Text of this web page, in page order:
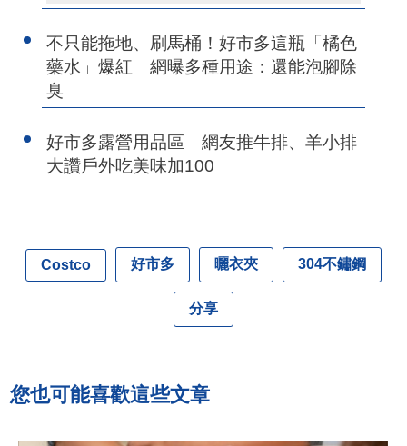
不只能拖地、刷馬桶！好市多這瓶「橘色
藥水」爆紅 網曝多種用途：還能泡腳除
臭
好市多露營用品區 網友推牛排、羊小排
大讚戶外吃美味加100
Costco 好市多 曬衣夾 304不鏽鋼
分享
您也可能喜歡這些文章